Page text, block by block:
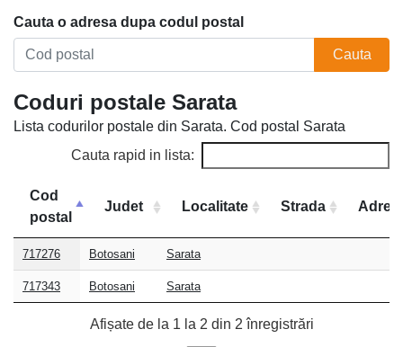
Cauta o adresa dupa codul postal
Cauta
Coduri postale Sarata
Lista codurilor postale din Sarata. Cod postal Sarata
Cauta rapid in lista:
Cod
postal
Judet Localitate Strada
Cod
postal
Judet Localitate
717276 Botosani Sarata
717343 Botosani Sarata
Afișate de la 1 la 2 din 2 înregistrări